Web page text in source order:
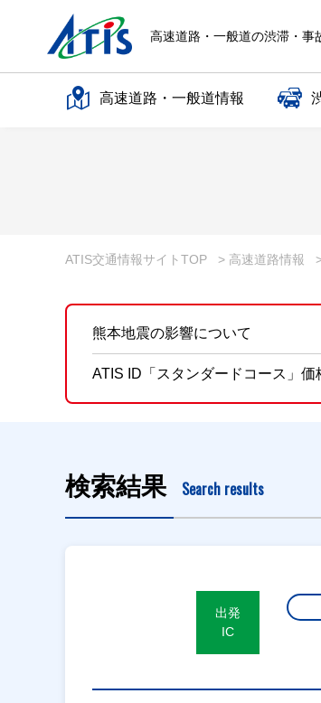
高速道路・一般道の渋滞・事
高速道路・一般道情報
ATIS交通情報サイトTOP > 高速道路情報
熊本地震の影響について
ATIS ID「スタンダードコース」価
検索結果 Search results
出発
IC